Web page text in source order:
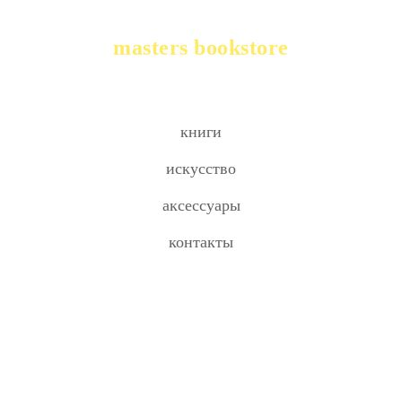
masters bookstore
книги
искусство
аксессуары
контакты